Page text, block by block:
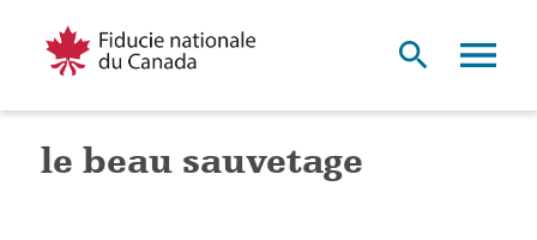
le beau sauvetage